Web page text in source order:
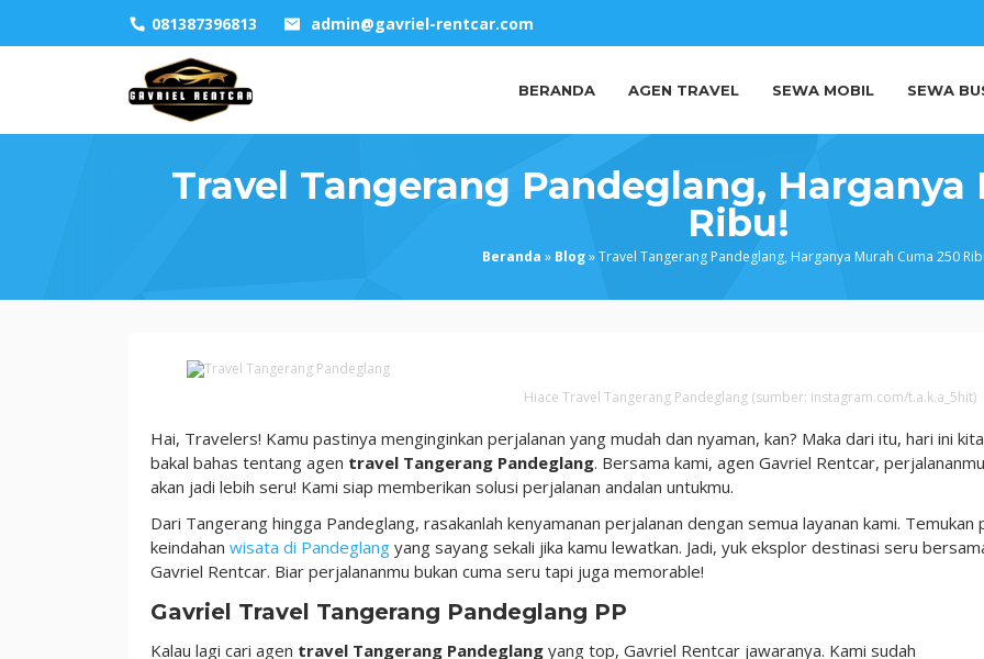
081387396813 admin@gavriel-rentcar.com
BERANDA AGEN TRAVEL SEWA MOBIL SEWA
Travel Tangerang Pandeglang, Harganya
Ribu!
Beranda » Blog»Travel Tangerang Pandeglang, Harganya Murah Cuma 250
Travel
Harganya
Murah
Cuma
Ribu!
Hiace Travel Tangerang Pandeglang (sumber: instagram.com/t.a.k.a_5hit)
Hai, Travelers! Kamu pastinya menginginkan perjalanan yang mudah dan nyaman, kan? Maka dari itu, hari ini kita
bakal bahas tentang agen travel Tangerang Pandeglang. Bersama kami, agen Gavriel Rentcar, perjalananmu
akan jadi lebih seru! Kami siap memberikan solusi perjalanan andalan untukmu.
Dari Tangerang hingga Pandeglang, rasakanlah kenyamanan perjalanan dengan semua layanan kami. Temukan
keindahan wisata di Pandeglang yang sayang sekali jika kamu lewatkan. Jadi, yuk eksplor destinasi seru
Gavriel Rentcar. Biar perjalananmu bukan cuma seru tapi juga memorable!
Gavriel Travel Tangerang Pandeglang PP
Kalau lagi cari agen travel Tangerang Pandeglang yang top, Gavriel Rentcar jawaranya. Kami sudah